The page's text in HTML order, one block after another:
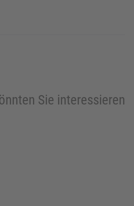
Sie interessieren